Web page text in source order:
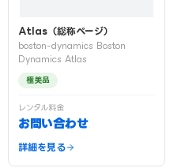
Atlas（総称ページ）
boston-dynamics Boston
Dynamics Atlas
極美品
レンタル料金
お問い合わせ
詳細を見る